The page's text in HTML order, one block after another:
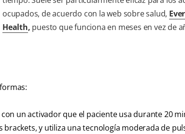
ocupados, de acuerdo con la web sobre salud,
Health, puesto que funciona en meses en vez de
un activador que el paciente usa durante 20
y utiliza una tecnología moderada de